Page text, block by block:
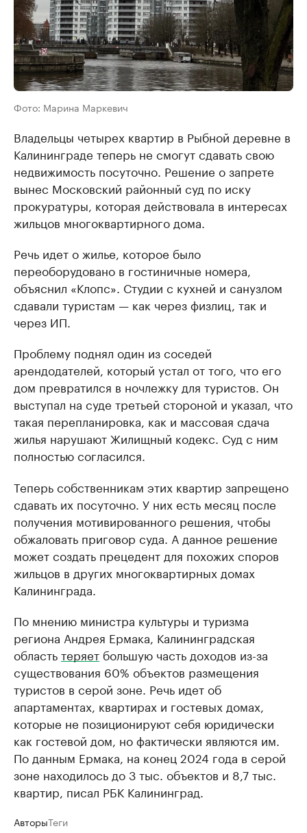
Фото: Марина Маркевич
Владельцы четырех квартир в Рыбной деревне в
Калининграде теперь не смогут сдавать свою
недвижимость посуточно. Решение о запрете
вынес Московский районный суд по иску
прокуратуры, которая действовала в интересах
жильцов многоквартирного дома.
Речь идет о жилье, которое было
переоборудовано в гостиничные номера,
объяснил «Клопс». Студии с кухней и санузлом
сдавали туристам — как через физлиц, так и
через ИП.
Проблему поднял один из соседей
арендодателей, который устал от того, что его
дом превратился в ночлежку для туристов. Он
выступал на суде третьей стороной и указал, что
такая перепланировка, как и массовая сдача
жилья нарушают Жилищный кодекс. Суд с ним
полностью согласился.
Теперь собственникам этих квартир запрещено
сдавать их посуточно. У них есть месяц после
получения мотивированного решения, чтобы
обжаловать приговор суда. А данное решение
может создать прецедент для похожих споров
жильцов в других многоквартирных домах
Калининграда.
По мнению министра культуры и туризма
региона Андрея Ермака, Калининградская
областьтеряет большую часть доходов из-за
существования 60% объектов размещения
туристов в серой зоне. Речь идет об
апартаментах, квартирах и гостевых домах,
которые не позиционируют себя юридически
как гостевой дом, но фактически являются им.
По данным Ермака, на конец 2024 года в серой
зоне находилось до 3 тыс. объектов и 8,7 тыс.
квартир, писал РБК Калининград.
АвторыТеги